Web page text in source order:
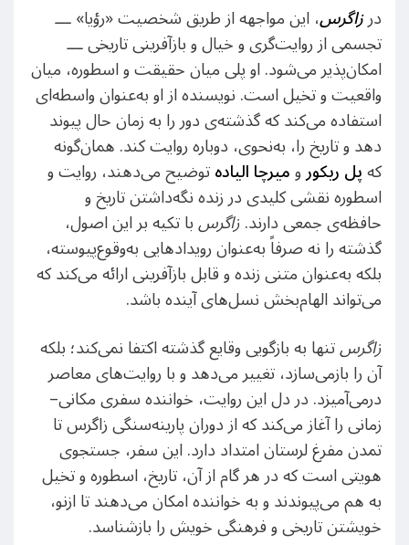
درزاگرس، این مواجهه از طریق شخصیت «رؤیا» ـــ
تجسمی از روایت‌گری و خیال و بازآفرینی تاریخی ـــ
امکان‌پذیر می‌شود. او پلی میان حقیقت و اسطوره، میان
واقعیت و تخیل است. نویسنده از او به‌عنوان واسطه‌ای
استفاده می‌کند که گذشته‌ی دور را به زمان حال پیوند
دهد و تاریخ را، به‌نحوی، دوباره روایت کند. همان‌گونه
کهپل ریکورومیرچا الیادهتوضیح می‌دهند، روایت و
اسطوره نقشی کلیدی در زنده نگه‌داشتن تاریخ و
حافظه‌ی جمعی دارند.زاگرسبا تکیه بر این اصول،
گذشته را نه صرفاً به‌عنوان رویدادهایی به‌وقوع‌پیوسته،
بلکه به‌عنوان متنی زنده و قابل بازآفرینی ارائه می‌کند که
می‌تواند الهام‌بخش نسل‌های آینده باشد.
زاگرستنها به بازگویی وقایع گذشته اکتفا نمی‌کند؛ بلکه
آن را بازمی‌سازد، تغییر می‌دهد و با روایت‌های معاصر
درمی‌آمیزد. در دل این روایت، خواننده سفری مکانی–
زمانی را آغاز می‌کند که از دوران پارینه‌سنگی زاگرس تا
تمدن مفرغ لرستان امتداد دارد. این سفر، جستجوی
هویتی است که در هر گام از آن، تاریخ، اسطوره و تخیل
به هم می‌پیوندند و به خواننده امکان می‌دهند تا ازنو،
خویشتن تاریخی و فرهنگی خویش را بازشناسد.